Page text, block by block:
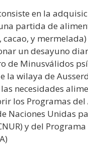
en la
partida de
y
un desayuno
de Minusválidos
la wilaya de
necesidades
los Programas del
Naciones Unidas
y del